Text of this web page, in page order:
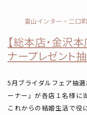
富山インター・二口
【総本店・金沢
ナープレゼント
5月ブライダルフェア抽
ーナー」が各店１名様に
これからの結婚生活で役